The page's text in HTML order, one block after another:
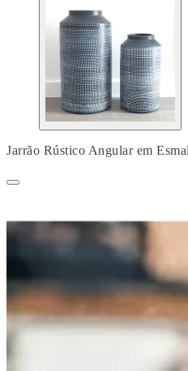
Jarrão Rústico Angular em